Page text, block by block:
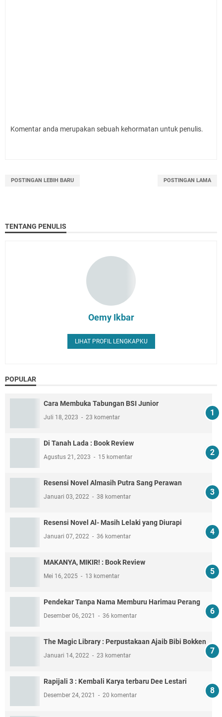
Komentar anda merupakan sebuah kehormatan untuk penulis.
POSTINGAN LEBIH BARU POSTINGAN LAMA
TENTANG PENULIS
Oemy Ikbar
LIHAT PROFIL LENGKAPKU
POPULAR
Cara Membuka Tabungan BSI Junior
Juli 18, 2023 23 komentar
Di Tanah Lada : Book Review
Agustus 21, 2023 15 komentar
Resensi Novel Almasih Putra Sang Perawan
Januari 03, 2022 38 komentar
Resensi Novel Al- Masih Lelaki yang Diurapi
Januari 07, 2022 36 komentar
MAKANYA, MIKIR! : Book Review
Mei 16, 2025 13 komentar
Pendekar Tanpa Nama Memburu Harimau Perang
Desember 06, 2021 36 komentar
The Magic Library : Perpustakaan Ajaib Bibi Bokken
Januari 14, 2022 23 komentar
Rapijali 3 : Kembali Karya terbaru Dee Lestari
Desember 24, 2021 20 komentar